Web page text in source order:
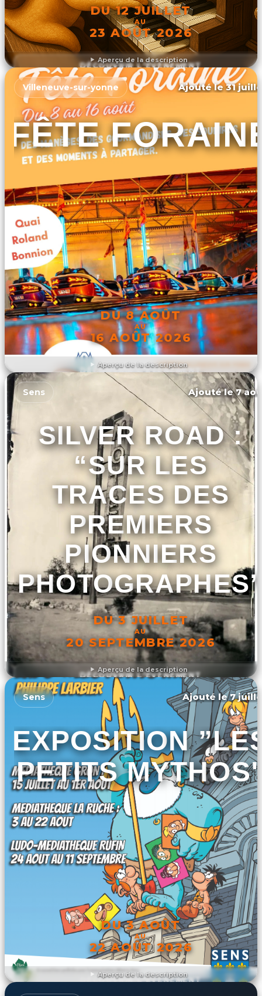
Aperçu de la description
DU 12 JUILLET
AU
23 AOÛT 2026
DÉCOUVRIR L'ÉVÉNEMENT
Aperçu de la description
Villeneuve-sur-yonne Ajouté le 31
FÊTE
DU 8 AOÛT
AU
16 AOÛT 2026
DÉCOUVRIR L'ÉVÉNEMENT
Aperçu de la description
Sens Ajouté le 7
SILVER ROAD :
“SUR LES
TRACES DES
PREMIERS
PIONNIERS
DU 3 JUILLET
AU
20 SEPTEMBRE 2026
DÉCOUVRIR L'ÉVÉNEMENT
Aperçu de la description
Sens Ajouté le 7
EXPOSITION
PETITS
DU 3 AOÛT
AU
22 AOÛT 2026
DÉCOUVRIR L'ÉVÉNEMENT